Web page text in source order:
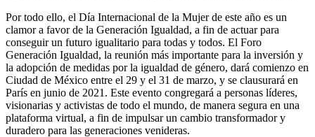
Por todo ello, el Día Internacional de la Mujer de este año es un
clamor a favor de la Generación Igualdad, a fin de actuar para
conseguir un futuro igualitario para todas y todos. El Foro
Generación Igualdad, la reunión más importante para la inversión y
la adopción de medidas por la igualdad de género, dará comienzo en
Ciudad de México entre el 29 y el 31 de marzo, y se clausurará en
París en junio de 2021. Este evento congregará a personas líderes,
visionarias y activistas de todo el mundo, de manera segura en una
plataforma virtual, a fin de impulsar un cambio transformador y
duradero para las generaciones venideras.